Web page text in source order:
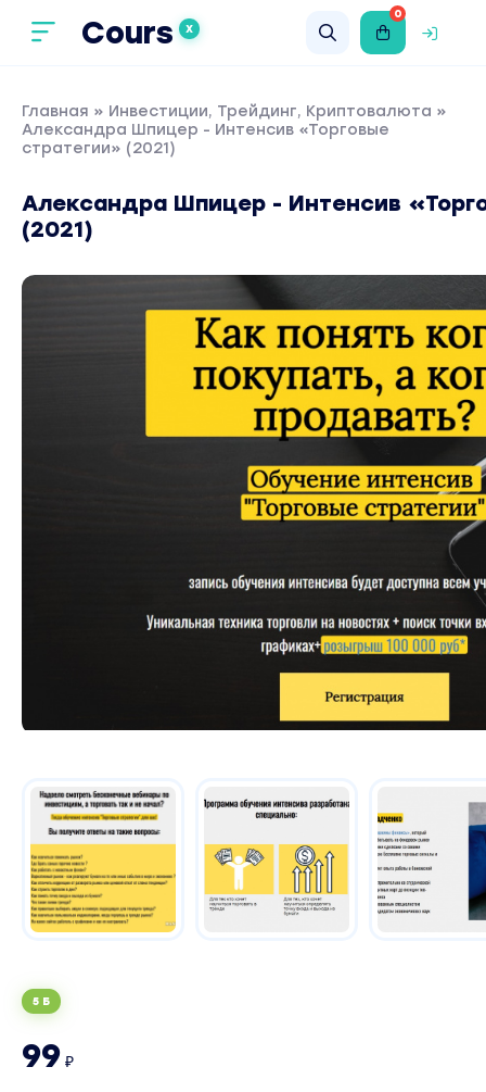
Cours X
0
Главная » Инвестиции, Трейдинг, Криптовалюта »
Александра Шпицер - Интенсив «Торговые
стратегии» (2021)
Александра Шпицер - Интенсив
(2021)
5 Б
99 ₽